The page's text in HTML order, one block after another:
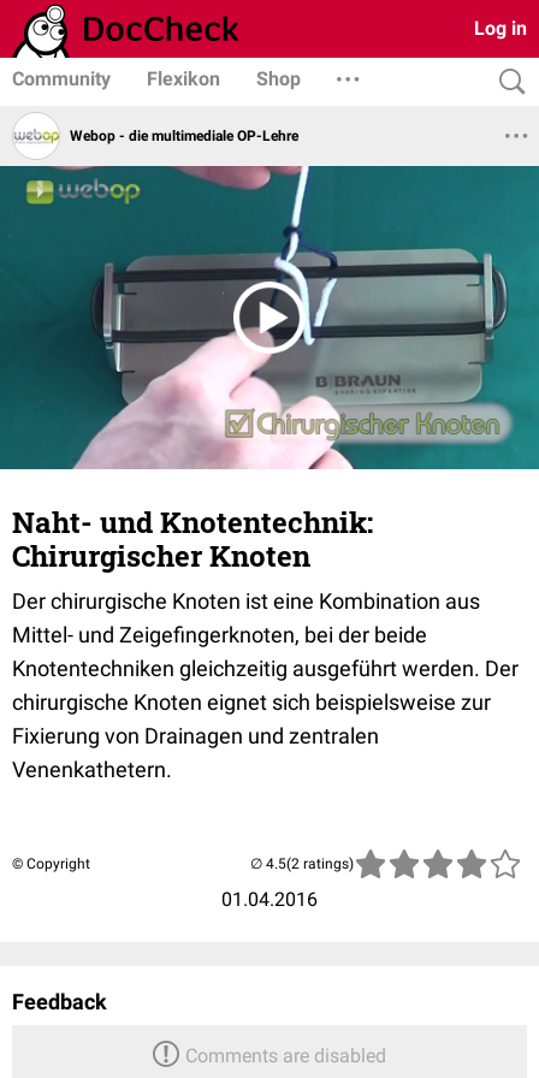
Log in
Community Flexikon Shop
Webop - die multimediale OP-Lehre
Naht- und Knotentechnik:
Chirurgischer Knoten
Der chirurgische Knoten ist eine Kombination aus
Mittel- und Zeigefingerknoten, bei der beide
Knotentechniken gleichzeitig ausgeführt werden. Der
chirurgische Knoten eignet sich beispielsweise zur
Fixierung von Drainagen und zentralen
Venenkathetern.
© Copyright
01.04.2016
(2 ratings)
Feedback
Comments are disabled